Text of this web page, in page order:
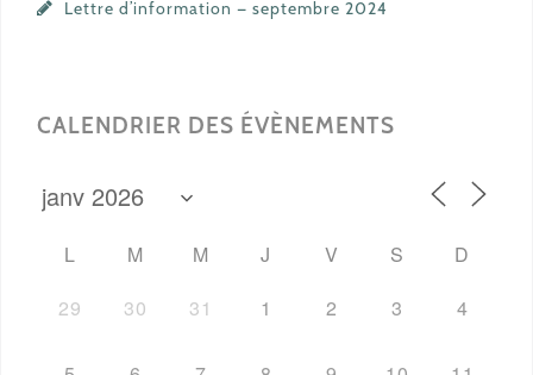
Lettre d’information — septembre 2024
CALENDRIER DES ÉVÈNEMENTS
L M M J V S
D
29
30 31 1 2 3 4